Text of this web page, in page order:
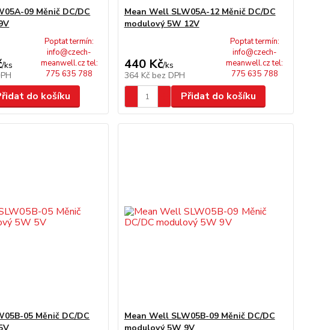
09 Měnič DC/DC
/ks
Poptat termín:
info@czech-
meanwell.cz tel:
775 635 788
do košíku
Mean Well SLW05A-12 Měnič DC/DC
modulový 5W 12V
440 Kč/ks
364 Kč bez DPH
Poptat termín:
info@czech-
meanwell.cz tel:
775 635 788
Přidat do košíku
05 Měnič DC/DC
Mean Well SLW05B-09 Měnič DC/DC